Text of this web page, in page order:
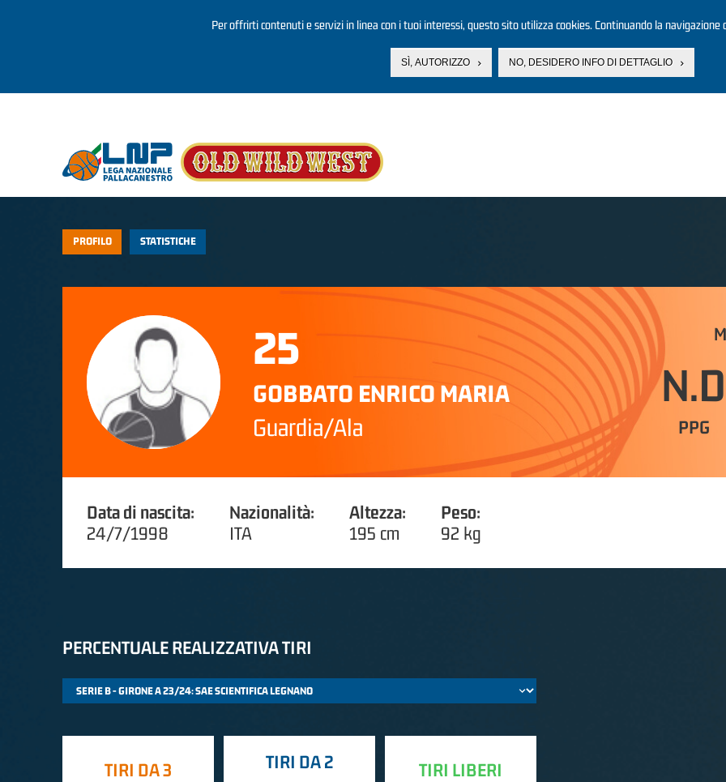
Per offrirti contenuti e servizi in linea con i tuoi interessi, questo sito utilizza cookies. Continuando la navigazione
SÌ, AUTORIZZO NO, DESIDERO INFO DI DETTAGLIO
PROFILO STATISTICHE
25
GOBBATO ENRICO MARIA
Guardia/Ala
N.D
PPG
Data di nascita:
24/7/1998
Nazionalità:
ITA
Altezza:
195 cm
Peso:
92 kg
PERCENTUALE REALIZZATIVA TIRI
TIRI DA 3 TIRI DA 2 TIRI LIBERI